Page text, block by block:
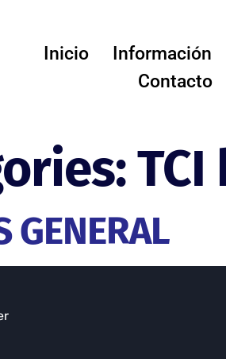
Inicio Información
Contacto
GENERAL